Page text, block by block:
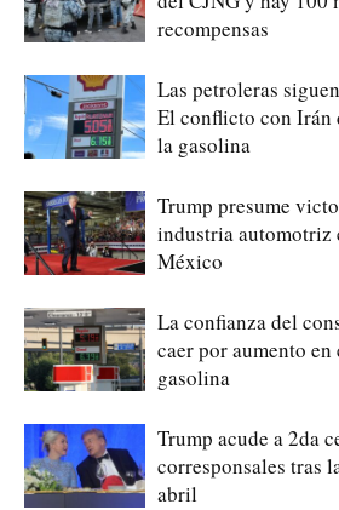
recompensas
Las petroleras
El conflicto con Irán
la gasolina
Trump presume
industria automotriz
México
La confianza del
caer por aumento
gasolina
Trump acude a 2da
corresponsales tras
abril